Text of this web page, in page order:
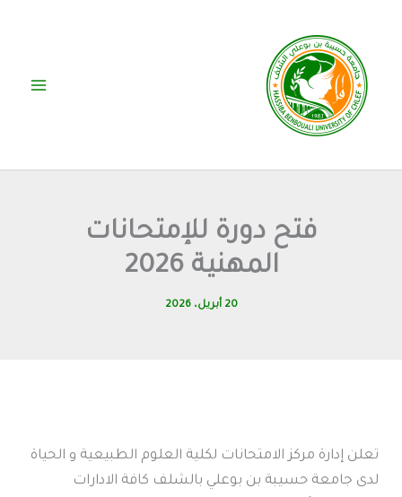
المحتوى
فتح دورة للإمتحانات
المهنية 2026
20 أبريل، 2026
تعلن إدارة مركز الامتحانات لكلية العلوم الطبيعية و الحياة
لدى جامعة حسيبة بن بوعلي بالشلف كافة الادارات